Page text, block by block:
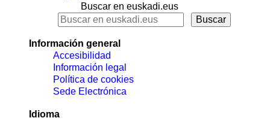
Buscar en euskadi.eus
Información general
Accesibilidad
Información legal
Política de cookies
Sede Electrónica
Idioma